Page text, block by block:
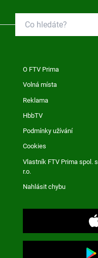
O FTV Prima
Volná místa
Reklama
HbbTV
Podmínky užívání
Cookies
Vlastník FTV Prima spol. s
r.o.
Nahlásit chybu